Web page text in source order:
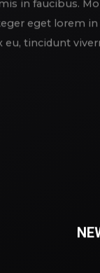
in faucibus.
eget lorem
tincidunt